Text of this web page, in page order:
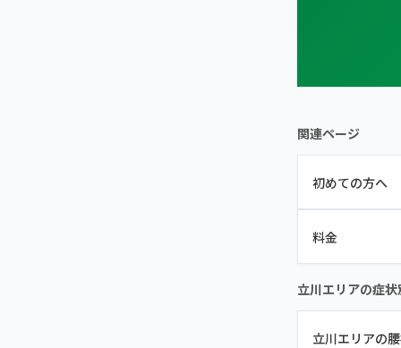
関連ページ
初めての方へ
料金
立川エリアの症
立川エリアの